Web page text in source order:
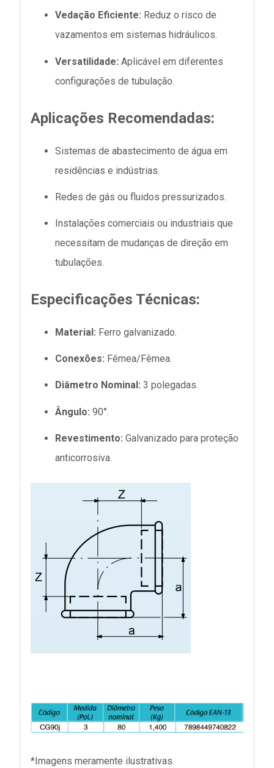
Vedação Eficiente: Reduz o risco de
vazamentos em sistemas hidráulicos.
Versatilidade: Aplicável em diferentes
configurações de tubulação.
Aplicações Recomendadas:
Sistemas de abastecimento de água em
residências e indústrias.
Redes de gás ou fluidos pressurizados.
Instalações comerciais ou industriais que
necessitam de mudanças de direção em
tubulações.
Especificações Técnicas:
Material: Ferro galvanizado.
Conexões: Fêmea/Fêmea.
Diâmetro Nominal: 3 polegadas.
Ângulo: 90°.
Revestimento: Galvanizado para proteção
anticorrosiva.
*Imagens meramente ilustrativas.